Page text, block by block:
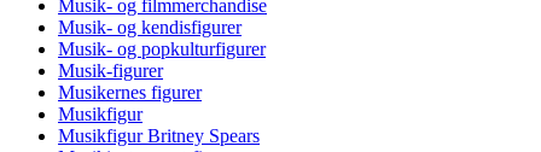
Musik- og filmmerchandise
Musik- og kendisfigurer
Musik- og popkulturfigurer
Musik-figurer
Musikernes figurer
Musikfigur
Musikfigur Britney Spears